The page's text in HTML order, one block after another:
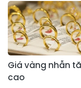
Giá vàng nhẫn
cao